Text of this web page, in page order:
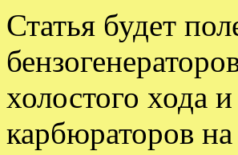
Статья будет
холостого хода
карбюраторов